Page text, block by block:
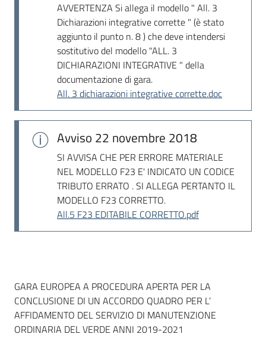
AVVERTENZA Si allega il modello " All. 3
Dichiarazioni integrative corrette " (è stato
aggiunto il punto n. 8 ) che deve intendersi
sostitutivo del modello "ALL. 3
DICHIARAZIONI INTEGRATIVE " della
documentazione di gara.
All. 3 dichiarazioni integrative corrette.doc
Avviso 22 novembre 2018
SI AVVISA CHE PER ERRORE MATERIALE
NEL MODELLO F23 E' INDICATO UN CODICE
TRIBUTO ERRATO . SI ALLEGA PERTANTO IL
MODELLO F23 CORRETTO.
All.5 F23 EDITABILE CORRETTO.pdf
Dati del bando
GARA EUROPEA A PROCEDURA APERTA PER LA
CONCLUSIONE DI UN ACCORDO QUADRO PER L’
AFFIDAMENTO DEL SERVIZIO DI MANUTENZIONE
ORDINARIA DEL VERDE ANNI 2019-2021